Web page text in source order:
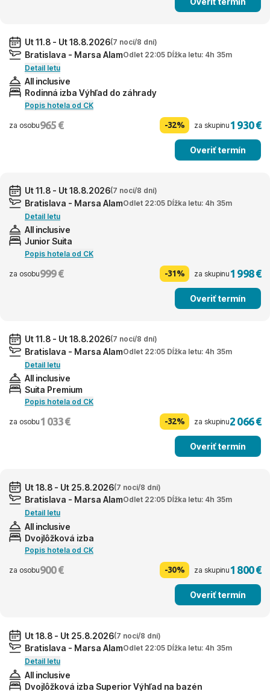
Ut 11.8 - Ut 18.8.2026(7 nocí/8 dní)
Bratislava - Marsa AlamOdlet 22:05 Dĺžka letu: 4h 35m
Detail letu
All inclusive
Rodinná izba Výhľad do záhrady
Popis hotela od CK
za osobu965 € -32% za skupinu1 930 €
Overiť termín
Ut 11.8 - Ut 18.8.2026(7 nocí/8 dní)
Bratislava - Marsa AlamOdlet 22:05 Dĺžka letu: 4h 35m
Detail letu
All inclusive
Junior Suita
Popis hotela od CK
za osobu999 € -31% za skupinu1 998 €
Overiť termín
Ut 11.8 - Ut 18.8.2026(7 nocí/8 dní)
Bratislava - Marsa AlamOdlet 22:05 Dĺžka letu: 4h 35m
Detail letu
All inclusive
Suita Premium
Popis hotela od CK
za osobu 1 033 € -32% za skupinu2 066 €
Overiť termín
Ut 18.8 - Ut 25.8.2026(7 nocí/8 dní)
Bratislava - Marsa AlamOdlet 22:05 Dĺžka letu: 4h 35m
Detail letu
All inclusive
Dvojlôžková izba
Popis hotela od CK
za osobu900 € -30% za skupinu1 800 €
Overiť termín
Ut 18.8 - Ut 25.8.2026(7 nocí/8 dní)
Bratislava - Marsa AlamOdlet 22:05 Dĺžka letu: 4h 35m
Detail letu
All inclusive
Dvojlôžková izba Superior Výhľad na bazén